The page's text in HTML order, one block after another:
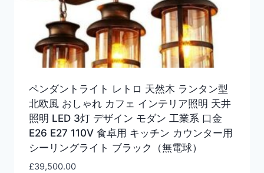
ペンダントライト レトロ 天然木 ランタン型
北欧風 おしゃれ カフェ インテリア照明 天井
照明 LED 3灯 デザイン モダン 工業系 口金
E26 E27 110V 食卓用 キッチン カウンター用
シーリングライト ブラック（無電球）
£39,500.00